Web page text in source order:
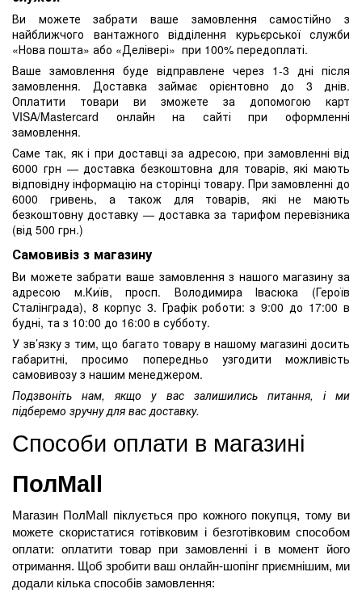
Ви можете забрати ваше замовлення самостійно з
найближчого вантажного відділення курьєрської служби
«Нова пошта» або «Делівері» при 100% передоплаті.
Ваше замовлення буде відправлене через 1-3 дні після
замовлення. Доставка займає орієнтовно до 3 днів.
Оплатити товари ви зможете за допомогою карт
VISA/Mastercard онлайн на сайті при оформленні
замовлення.
Саме так, як і при доставці за адресою, при замовленні від
6000 грн — доставка безкоштовна для товарів, які мають
відповідну інформацію на сторінці товару. При замовленні до
6000 гривень, а також для товарів, які не мають
безкоштовну доставку — доставка за тарифом перевізника
(від 500 грн.)
Самовивіз з магазину
Ви можете забрати ваше замовлення з нашого магазину за
адресою м.Київ, просп. Володимира Івасюка (Героїв
Сталінграда), 8 корпус 3. Графік роботи: з 9:00 до 17:00 в
будні, та з 10:00 до 16:00 в субботу.
У зв’язку з тим, що багато товару в нашому магазині досить
габаритні, просимо попередньо узгодити можливість
самовивозу з нашим менеджером.
Подзвоніть нам, якщо у вас залишились питання, і ми
підберемо зручну для вас доставку.
Способи оплати в магазині
ПолMall
Магазин ПолMall
піклується про кожного покупця, тому ви
можете скористатися готівковим і безготівковим способом
оплати: оплатити товар при замовленні і в момент його
отримання. Щоб зробити ваш онлайн-шопінг приємнішим, ми
додали кілька способів замовлення: